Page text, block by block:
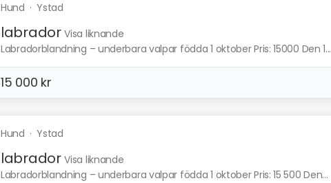
Hund ·Ystad
labrador Visa liknande
Labradorblandning – underbara valpar födda 1 oktober Pris: 15000 Den 1...
15 000 kr
Hund ·Ystad
labrador Visa liknande
Labradorblandning – underbara valpar födda 1 oktober Pris: 15 500 Den...